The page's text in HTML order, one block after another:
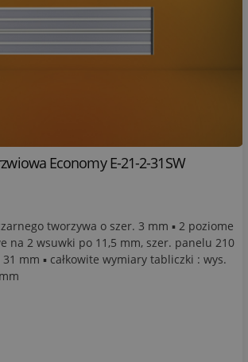
Economy E-21-2-31SW
tworzywa o szer. 3 mm ▪ 2 poziome
na 2 wsuwki po 11,5 mm, szer. panelu 210
mm ▪ całkowite wymiary tabliczki : wys.